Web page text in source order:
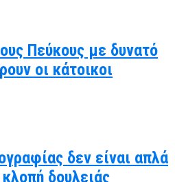
Πεύκους με δυνατό
οι κάτοικοι
δεν είναι απλά
δουλειάς